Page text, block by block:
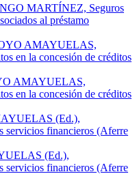
MARTÍNEZ, Seguros
al préstamo
AMAYUELAS,
en la concesión de créditos
(Ed.),
servicios financieros (Aferre